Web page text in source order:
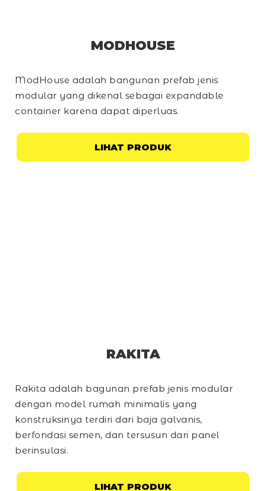
MODHOUSE
ModHouse adalah bangunan prefab jenis
modular yang dikenal sebagai expandable
container karena dapat diperluas.
LIHAT PRODUK
RAKITA
Rakita adalah bagunan prefab jenis modular
dengan model rumah minimalis yang
konstruksinya terdiri dari baja galvanis,
berfondasi semen, dan tersusun dari panel
berinsulasi.
LIHAT PRODUK